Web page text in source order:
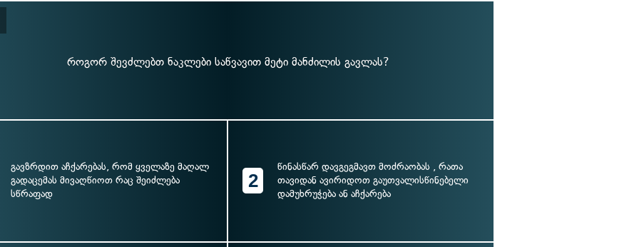
როგორ შევძლებთ ნაკლები საწვავით მეტი მანძილის გავლას?
გავზრდით აჩქარებას, რომ ყველაზე მაღალ
გადაცემას მივაღწიოთ რაც შეიძლება
სწრაფად
2
წინასწარ დავგეგმავთ მოძრაობას , რათა
თავიდან ავირიდოთ გაუთვალისწინებელი
დამუხრუჭება ან აჩქარება